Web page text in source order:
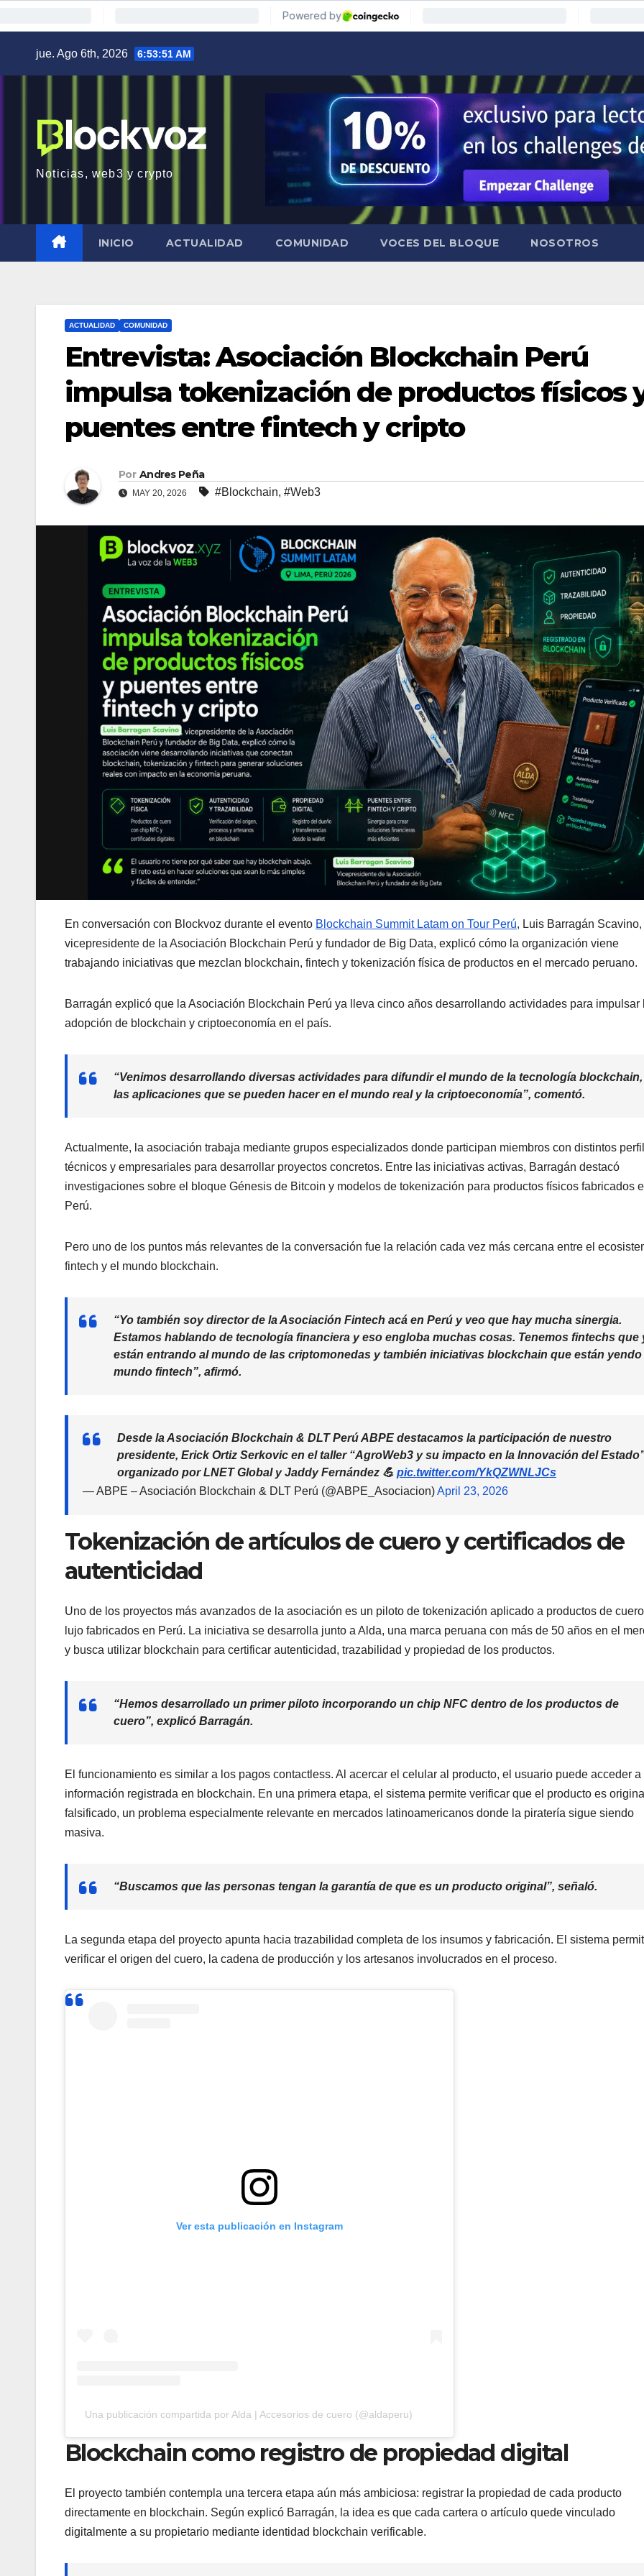
jue. Ago 6th, 2026 6:53:52 AM
Noticias, web3 y crypto
INICIO ACTUALIDAD COMUNIDAD VOCES DEL BLOQUE NOSOTROS
ACTUALIDAD COMUNIDAD
Entrevista: Asociación Blockchain Perú
impulsa tokenización de productos físicos
puentes entre fintech y cripto
Por Andres Peña
MAY 20, 2026 #Blockchain, #Web3
En conversación con Blockvoz durante el evento Blockchain Summit Latam on Tour Perú, Luis Barragán Scavino,
vicepresidente de la Asociación Blockchain Perú y fundador de Big Data, explicó cómo la organización viene
trabajando iniciativas que mezclan blockchain, fintech y tokenización física de productos en el mercado peruano.
Barragán explicó que la Asociación Blockchain Perú ya lleva cinco años desarrollando actividades para impulsar
adopción de blockchain y criptoeconomía en el país.
“Venimos desarrollando diversas actividades para difundir el mundo de la tecnología blockchain,
las aplicaciones que se pueden hacer en el mundo real y la criptoeconomía”, comentó.
Actualmente, la asociación trabaja mediante grupos especializados donde participan miembros con distintos
técnicos y empresariales para desarrollar proyectos concretos. Entre las iniciativas activas, Barragán destacó
investigaciones sobre el bloque Génesis de Bitcoin y modelos de tokenización para productos físicos fabricados
Perú.
Pero uno de los puntos más relevantes de la conversación fue la relación cada vez más cercana entre el
fintech y el mundo blockchain.
“Yo también soy director de la Asociación Fintech acá en Perú y veo que hay mucha sinergia.
Estamos hablando de tecnología financiera y eso engloba muchas cosas. Tenemos fintechs que
están entrando al mundo de las criptomonedas y también iniciativas blockchain que están yendo
mundo fintech”, afirmó.
Desde la Asociación Blockchain & DLT Perú ABPE destacamos la participación de nuestro
presidente, Erick Ortiz Serkovic en el taller “AgroWeb3 y su impacto en la Innovación del
organizado por LNET Global y Jaddy Fernández 💪 pic.twitter.com/YkQZWNLJCs
— ABPE – Asociación Blockchain & DLT Perú (@ABPE_Asociacion)April 23, 2026
Tokenización de artículos de cuero y certificados de
autenticidad
Uno de los proyectos más avanzados de la asociación es un piloto de tokenización aplicado a productos de
lujo fabricados en Perú. La iniciativa se desarrolla junto a Alda, una marca peruana con más de 50 años en el
y busca utilizar blockchain para certificar autenticidad, trazabilidad y propiedad de los productos.
“Hemos desarrollado un primer piloto incorporando un chip NFC dentro de los productos de
cuero”, explicó Barragán.
El funcionamiento es similar a los pagos contactless. Al acercar el celular al producto, el usuario puede acceder a
información registrada en blockchain. En una primera etapa, el sistema permite verificar que el producto es
falsificado, un problema especialmente relevante en mercados latinoamericanos donde la piratería sigue siendo
masiva.
“Buscamos que las personas tengan la garantía de que es un producto original”, señaló.
La segunda etapa del proyecto apunta hacia trazabilidad completa de los insumos y fabricación. El sistema
verificar el origen del cuero, la cadena de producción y los artesanos involucrados en el proceso.
Ver esta publicación en Instagram
Una publicación compartida por Alda | Accesorios de cuero (@aldaperu)
Blockchain como registro de propiedad digital
El proyecto también contempla una tercera etapa aún más ambiciosa: registrar la propiedad de cada producto
directamente en blockchain. Según explicó Barragán, la idea es que cada cartera o artículo quede vinculado
digitalmente a su propietario mediante identidad blockchain verificable.